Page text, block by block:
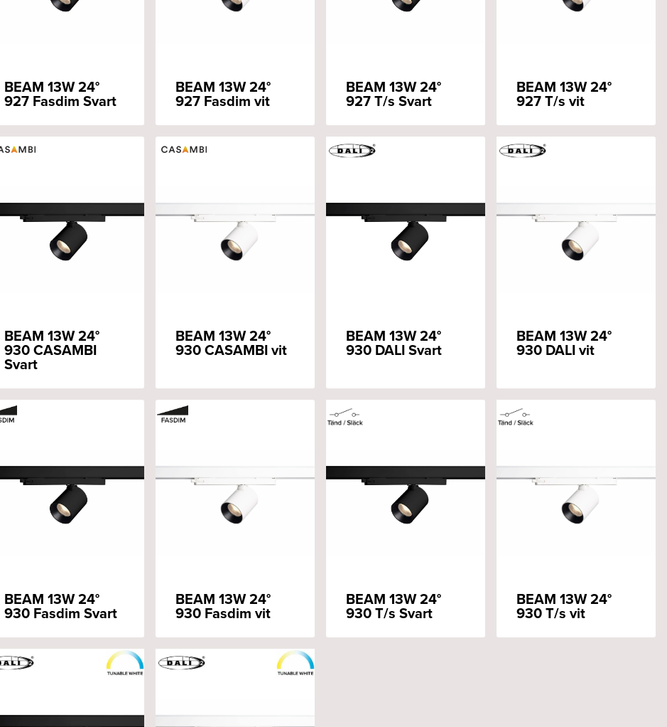
BEAM 13W 24°
927 Fasdim Svart
BEAM 13W 24°
927 Fasdim vit
BEAM 13W 24°
927 T/s Svart
BEAM 13W 24°
927 T/s vit
BEAM 13W 24°
930 CASAMBI
Svart
BEAM 13W 24°
930 CASAMBI vit
BEAM 13W 24°
930 DALI Svart
BEAM 13W 24°
930 DALI vit
BEAM 13W 24°
930 Fasdim Svart
BEAM 13W 24°
930 Fasdim vit
BEAM 13W 24°
930 T/s Svart
BEAM 13W 24°
930 T/s vit